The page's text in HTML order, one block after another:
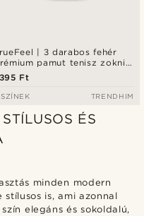
| 3 darabos fehér
pamut tenisz zokni
csíkos részlettel
Ft
TRENDHIM
ÉS
minden modern
is, ami azonnal
elegáns és sokoldalú,